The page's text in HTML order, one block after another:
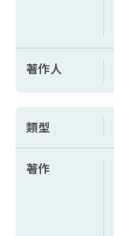
著作人
類型
著作